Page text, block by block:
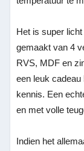
Het is super
gemaakt van 4
RVS, MDF en
een leuk cadeau
kennis. Een
en met volle
Indien het